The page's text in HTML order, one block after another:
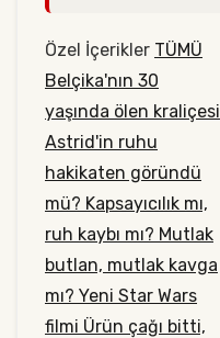
Özel İçerikler TÜMÜ
Belçika'nın 30
yaşında ölen kraliçesi
Astrid'in ruhu
hakikaten göründü
mü? Kapsayıcılık mı,
ruh kaybı mı? Mutlak
butlan, mutlak kavga
mı? Yeni Star Wars
filmi Ürün çağı bitti,